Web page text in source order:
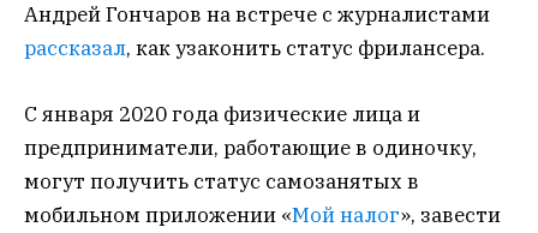
Андрей Гончаров на встрече с журналистами
рассказал, как узаконить статус фрилансера.
С января 2020 года физические лица и
предприниматели, работающие в одиночку,
могут получить статус самозанятых в
мобильном приложении «Мой налог», завести